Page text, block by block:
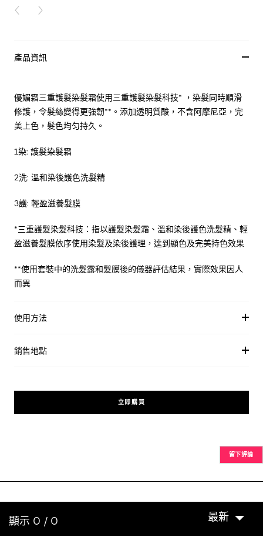
PREVIOUS CARD
NEXT CARD
產品資訊
優媚霜三重護髮染髮霜使用三重護髮染髮科技* ， 染髮同時順滑
修護，令髮絲變得更強韌** 。添加透明質酸，不含阿摩尼亞，完
美上色，髮色均匀持久。
1染: 護髮染髮霜
2洗: 溫和染後護色洗髮精
3護: 輕盈滋養髮膜
*三重護髮染髮科技：指以護髮染髮霜、溫和染後護色洗髮精、輕
盈滋養髮膜依序使用染髮及染後護理，達到顯色及完美持色效果
**使用套裝中的洗髮露和髮膜後的儀器評估結果，實際效果因人
而異
使用方法
銷售地點
立即購買
留下評論
顯示 0 / 0 最新